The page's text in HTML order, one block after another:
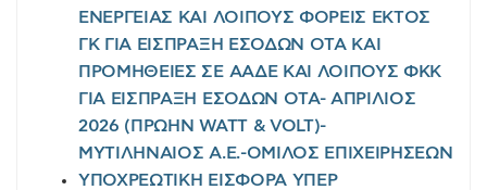
ΕΝΕΡΓΕΙΑΣ ΚΑΙ ΛΟΙΠΟΥΣ ΦΟΡΕΙΣ ΕΚΤΟΣ
ΓΚ ΓΙΑ ΕΙΣΠΡΑΞΗ ΕΣΟΔΩΝ ΟΤΑ ΚΑΙ
ΠΡΟΜΗΘΕΙΕΣ ΣΕ ΑΑΔΕ ΚΑΙ ΛΟΙΠΟΥΣ ΦΚΚ
ΓΙΑ ΕΙΣΠΡΑΞΗ ΕΣΟΔΩΝ ΟΤΑ- ΑΠΡΙΛΙΟΣ
2026 (ΠΡΩΗΝ WATT & VOLT)-
ΜΥΤΙΛΗΝΑΙΟΣ Α.Ε.-ΟΜΙΛΟΣ ΕΠΙΧΕΙΡΗΣΕΩΝ
ΥΠΟΧΡΕΩΤΙΚΗ ΕΙΣΦΟΡΑ ΥΠΕΡ